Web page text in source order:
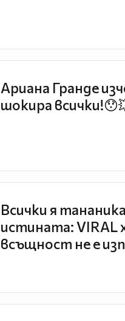
Ариана Гранде
шокира
Всички я
истината: VIRAL
всъщност не е